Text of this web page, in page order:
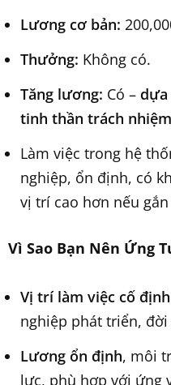
Lương cơ bản:
Thưởng: Không có.
Tăng lương: Có – dựa
tinh thần trách
Làm việc trong hệ
nghiệp, ổn định, có
vị trí cao hơn nếu
Vì Sao Bạn Nên Ứng
Vị trí làm việc cố
nghiệp phát triển,
Lương ổn định, môi
lực, phù hợp với ứng